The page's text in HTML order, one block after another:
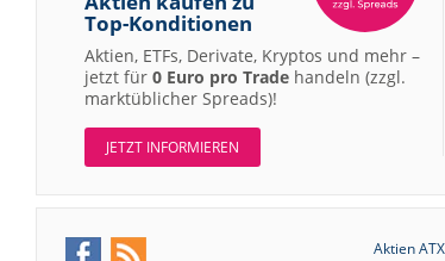
Top-Konditionen
Aktien, ETFs, Derivate, Kryptos und mehr –
jetzt für 0 Euro pro Trade handeln (zzgl.
marktüblicher Spreads)!
JETZT INFORMIEREN
Aktien ATX